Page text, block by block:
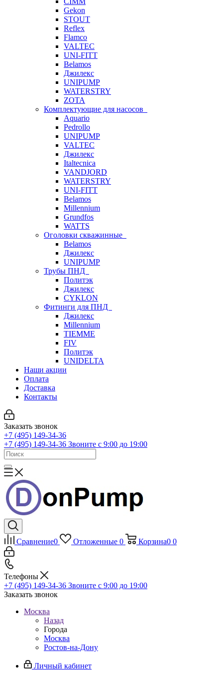
Gekon
STOUT
Reflex
Flamco
VALTEC
UNI-FITT
Belamos
Джилекс
UNIPUMP
WATERSTRY
ZOTA
Комплектующие для насосов
Aquario
Pedrollo
UNIPUMP
VALTEC
Джилекс
Italtecnica
VANDJORD
WATERSTRY
UNI-FITT
Belamos
Millennium
Grundfos
WATTS
Оголовки скважинные
Belamos
Джилекс
UNIPUMP
Трубы ПНД
Политэк
Джилекс
CYKLON
Фитинги для ПНД
Джилекс
Millennium
TIEMME
FIV
Политэк
UNIDELTA
Наши акции
Оплата
Доставка
Контакты
Заказать звонок
+7 (495) 149-34-36
+7 (495) 149-34-36 Звоните с 9:00 до 19:00
Сравнение0 Отложенные 0 Корзина0 0
Телефоны
+7 (495) 149-34-36 Звоните с 9:00 до 19:00
Заказать звонок
Москва
Назад
Города
Москва
Ростов-на-Дону
Личный кабинет